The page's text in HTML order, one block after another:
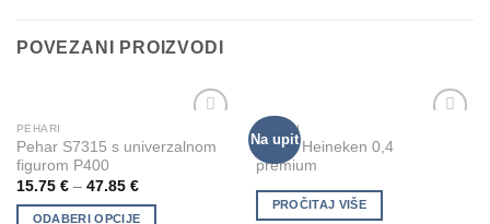
POVEZANI PROIZVODI
Add to
Wishlist
PEHARI
Pehar S7315 s univerzalnom
figurom P400
15.75 €– 47.85 €
ODABERI OPCIJE
This
product
has
Na upit
PEHARI
Pehar Heineken 0,4
premium
PROČITAJ VIŠE